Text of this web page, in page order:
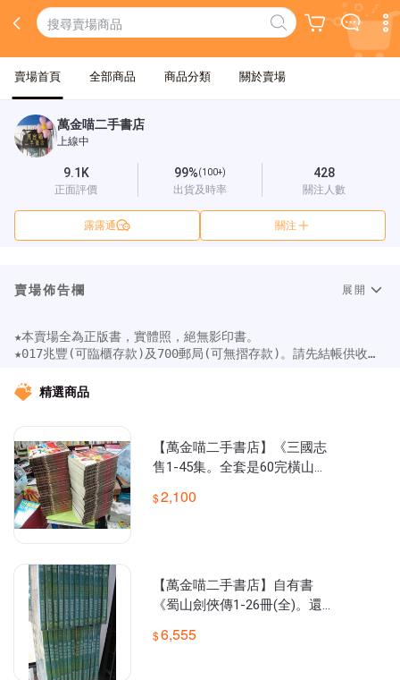
賣場首頁 全部商品 商品分類 關於賣場
萬金喵二手書店
上線中
9.1K
正面評價
99%(100+)
出貨及時率
428
關注人數
露露通 關注
賣場佈告欄 展開
★本賣場全為正版書，實體照，絕無影印書。
★017兆豐(可臨櫃存款)及700郵局(可無摺存款)。請先結帳供收件
★只有自取(請先告知時間，怕會加班)：台北市萬華區東園街66巷
59號。周一至周六晚上6點30分至晚上8點50分，假日公休。
單數計，2本以上的套書仍以1件計算)，可以自行結帳修改合併金
額，歡迎一起帶會更划算。
精選商品
【萬金喵二手書店】《三國志
售1-45集。全套是60完橫山光
2,100
【萬金喵二手書店】自有書
《蜀山劍俠傳1-26冊(全)。還
經73年初版#T11HYL
6,555